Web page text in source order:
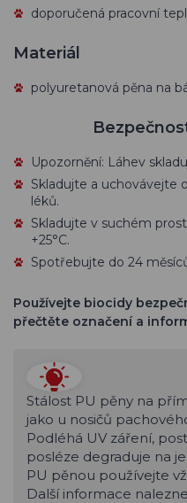
doporučená pracovní
Materiál
polyuretanová pěna na
Upozornění: Láhev
Skladujte a uchovávejte
léků.
Skladujte v suchém
+25°C.
Spotřebujte do 24
Používejte biocidy
přečtěte označení a
Stálost PU pěny na
jako u nosičů
Podléhá UV záření,
posléze degraduje na
PU pěnou používejte
Další informace